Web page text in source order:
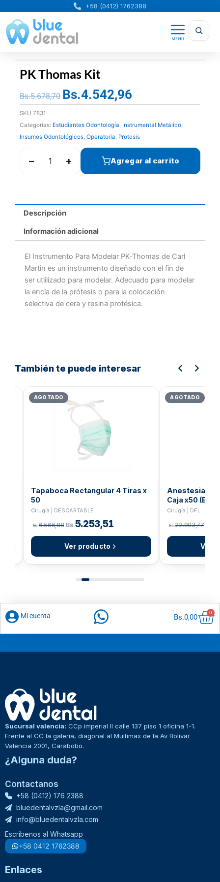
contenido
+58 (0412) 1762388
PK Thomas Kit
Bs.5.678,70 El
precio
era:
Bs.5.678,70.
Bs.4.542,96
precio
es:
Bs.4.542,96.
SKU 7831
Categorías: Estudiantes Odontología, Instrumental Metálico,
Insumos Odontológicos, Operatoria, Protesis
− + Agregar al carrito
Descripción
Información adicional
El Instrumento Para Modelar PK-Thomas de Carl
Martin es un instrumento diseñado con el fin de
ser utlilizado para modelar. Adecuado para modelar
la encía de la prótesis o para la colocación
selectiva de cera y resina protésica.
También te puede interesar
precios:
AGOTADO
Tapaboca Rectangular 4 Tiras x
50
Cirugía | DESCARTABLE
Bs.6.566,88 Bs.5.253,51
Ver producto
AGOTADO
Anestesia
Caja x50 (EXE)
Cirugía | DFL
Bs.22.903,77
Ver
Mi cuenta Bs.0,00
0
Sucursal valencia: CCp imperial II calle 137 piso 1 oficina 1-1.
Frente al CC la galeria, diagonal al Multimax de la Av Bolivar
Valencia 2001, Carabobo.
¿Alguna duda?
Contactanos
+58 (0412) 176 2388
bluedentalvzla@gmail.com
info@bluedentalvzla.com
Escríbenos al Whatsapp
+58 0412 1762388
Enlaces